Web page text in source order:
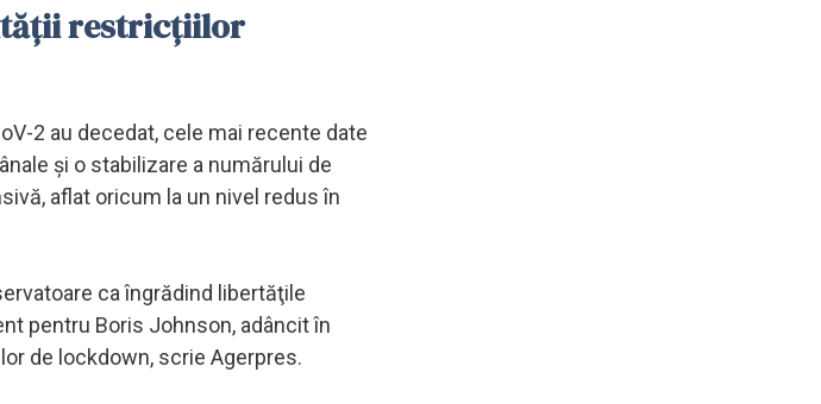
restricţiilor
2 au decedat, cele mai recente date
şi o stabilizare a numărului de
aflat oricum la un nivel redus în
ca îngrădind libertăţile
pentru Boris Johnson, adâncit în
de lockdown, scrie Agerpres.